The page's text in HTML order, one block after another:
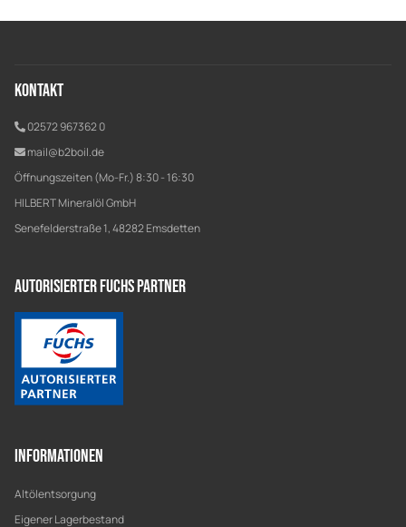
Kontakt
02572 967362 0
mail@b2boil.de
Öffnungszeiten (Mo-Fr.) 8:30 - 16:30
HILBERT Mineralöl GmbH
Senefelderstraße 1, 48282 Emsdetten
Autorisierter Fuchs Partner
Informationen
Altölentsorgung
Eigener Lagerbestand